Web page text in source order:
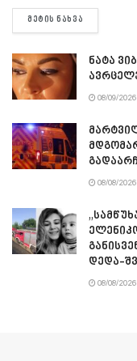
ᲛᲔᲢᲘᲡ ᲜᲐᲮᲕᲐ
ნატა
08/09/2026
08/08/2026
დედა-
08/08/2026